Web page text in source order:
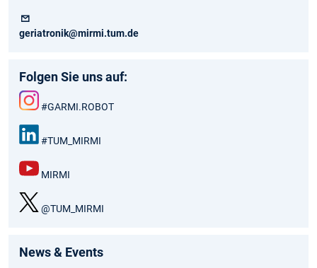
geriatronik@mirmi.tum.de
Folgen Sie uns auf:
agr
#GARMI.ROBOT
edIn
#TUM_MIRMI
Tub
MIRMI
@TUM_MIRMI
News & Events